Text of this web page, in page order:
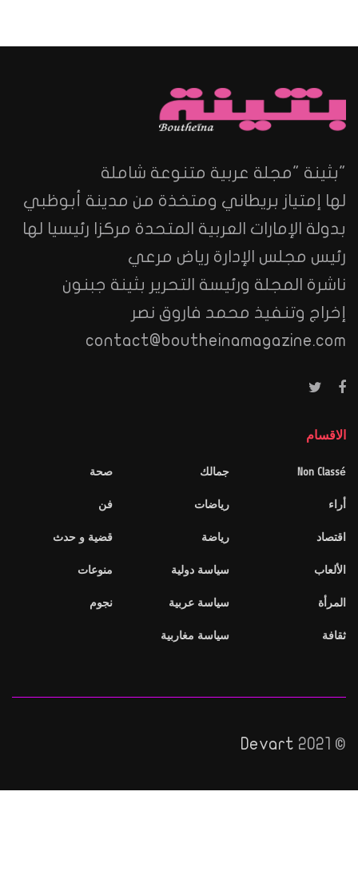
"مجلة عربية متنوعة شاملة
إمتياز بريطاني ومتخذة من مدينة أبوظبي
الإمارات العربية المتحدة مركزا رئيسيا لها
مجلس الإدارة رياض مرعي
المجلة ورئيسة التحرير بثينة جبنون
وتنفيذ محمد فاروق نصر
Non
رياضات
سياسة دولية
سياسة عربية
سياسة مغاربية
قضية و حدث
منوعات
Devart